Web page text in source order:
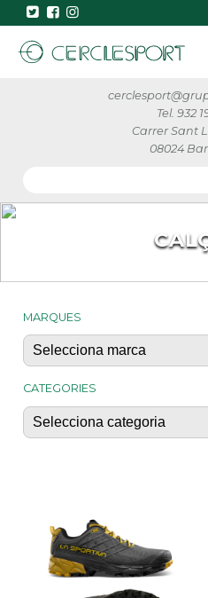
Tel. 932
Carrer Sant
08024
MARQUES
CATEGORIES